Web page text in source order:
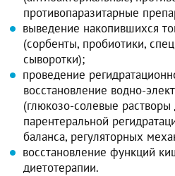
противопаразитарные
выведение накопившихся
(сорбенты, пробиотики,
сыворотки);
проведение
восстановление водно-
(глюкозо-солевые
парентеральной
баланса, регуляторных
восстановление функций
диетотерапии.